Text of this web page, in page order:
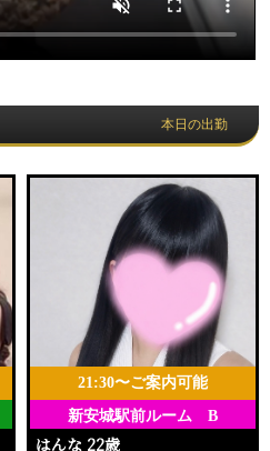
本日の出勤
新安城駅前ルーム B
21:30〜ご案内可能
はんな 22歳